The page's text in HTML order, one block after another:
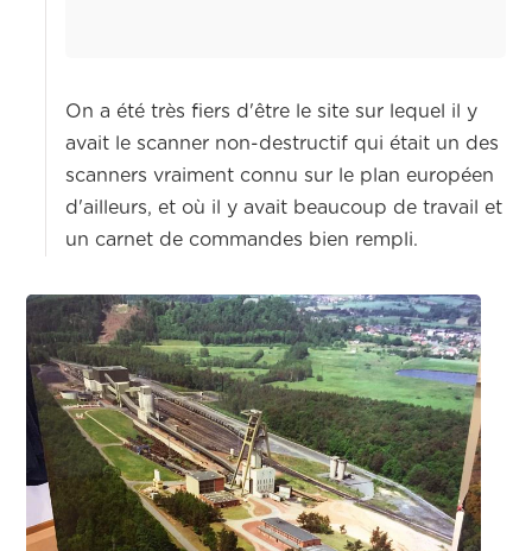
On a été très fiers d'être le site sur lequel il y
avait le scanner non-destructif qui était un des
scanners vraiment connu sur le plan européen
d'ailleurs, et où il y avait beaucoup de travail et
un carnet de commandes bien rempli.